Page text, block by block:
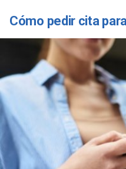
Cómo pedir cita